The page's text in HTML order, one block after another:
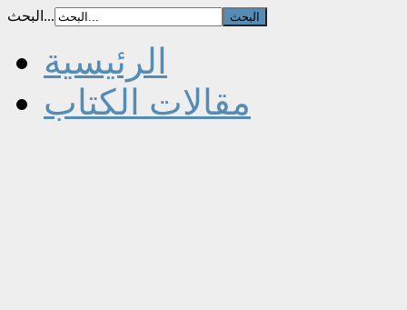
البحث...
الرئيسية
مقالات الكتاب